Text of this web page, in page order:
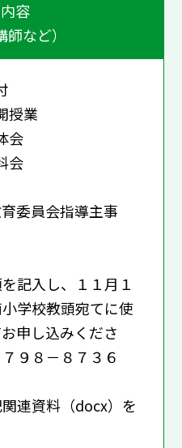
容
師など）
授業
会
会
委員会指導主事
記入し、１１月１
学校教頭宛てに使
申し込みくださ
９８－８７３６
連資料（docx）を